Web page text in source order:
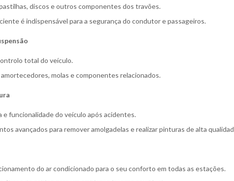
discos e outros componentes dos travões.
é indispensável para a segurança do condutor e passageiros.
total do veículo.
molas e componentes relacionados.
e funcionalidade do veículo após acidentes.
avançados para remover amolgadelas e realizar pinturas de alta
do ar condicionado para o seu conforto em todas as estações.